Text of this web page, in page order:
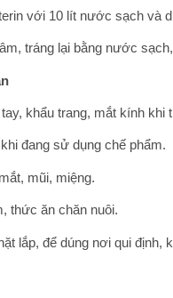
với 10 lít nước sạch và
tráng lại bằng nước
khẩu trang, mắt kính
đang sử dụng chế phẩm.
mũi, miệng.
thức ăn chăn nuôi.
lắp, để dúng nơi qui định,